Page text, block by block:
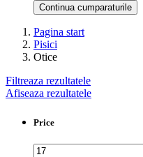
Continua cumparaturile
Pagina start
Pisici
Otice
Filtreaza rezultatele
Afiseaza rezultatele
Price